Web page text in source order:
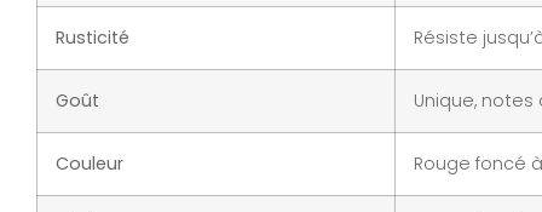
Rusticité Résiste
Goût Unique, notes
Couleur Rouge foncé